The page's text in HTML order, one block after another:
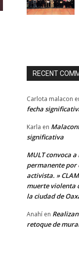
RECENT
Carlota malacon
fecha
Karla en
significativa
MULT convoca
permanente por
activista. »
muerte violenta
la ciudad de
Anahí en
retoque de